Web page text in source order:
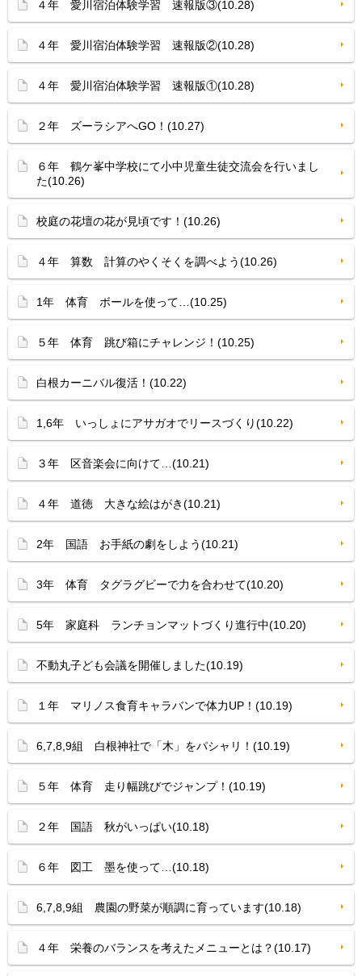
４年 愛川宿泊体験学習 速報版③(10.28)
４年 愛川宿泊体験学習 速報版②(10.28)
４年 愛川宿泊体験学習 速報版①(10.28)
２年 ズーラシアへGO！(10.27)
６年 鶴ケ峯中学校にて小中児童生徒交流会を行いまし
た(10.26)
校庭の花壇の花が見頃です！(10.26)
４年 算数 計算のやくそくを調べよう(10.26)
1年 体育 ボールを使って…(10.25)
５年 体育 跳び箱にチャレンジ！(10.25)
白根カーニバル復活！(10.22)
1,6年 いっしょにアサガオでリースづくり(10.22)
３年 区音楽会に向けて…(10.21)
４年 道徳 大きな絵はがき(10.21)
2年 国語 お手紙の劇をしよう(10.21)
3年 体育 タグラグビーで力を合わせて(10.20)
5年 家庭科 ランチョンマットづくり進行中(10.20)
不動丸子ども会議を開催しました(10.19)
１年 マリノス食育キャラバンで体力UP！(10.19)
6,7,8,9組 白根神社で「木」をパシャリ！(10.19)
５年 体育 走り幅跳びでジャンプ！(10.19)
２年 国語 秋がいっぱい(10.18)
６年 図工 墨を使って…(10.18)
6,7,8,9組 農園の野菜が順調に育っています(10.18)
４年 栄養のバランスを考えたメニューとは？(10.17)